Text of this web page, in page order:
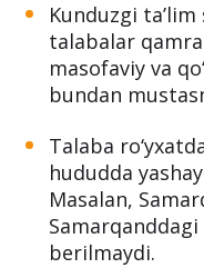
Kunduzgi
talabalar
masofaviy va
bundan
Talaba
hududda
Masalan,
berilmaydi.